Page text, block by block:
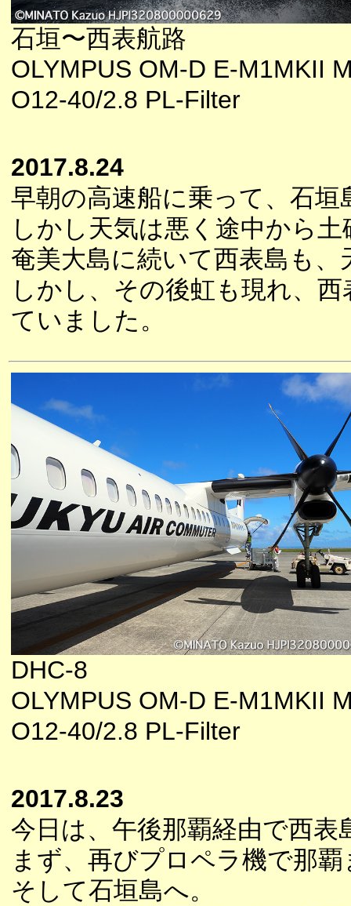
石垣〜西表航路
OLYMPUS OM-D E-M1MKII
O12-40/2.8 PL-Filter
2017.8.24
早朝の高速船に乗って、石垣
しかし天気は悪く途中から
奄美大島に続いて西表島も
しかし、その後虹も現れ、
ていました。
DHC-8
OLYMPUS OM-D E-M1MKII
O12-40/2.8 PL-Filter
2017.8.23
今日は、午後那覇経由で西表
まず、再びプロペラ機で那覇
そして石垣島へ。